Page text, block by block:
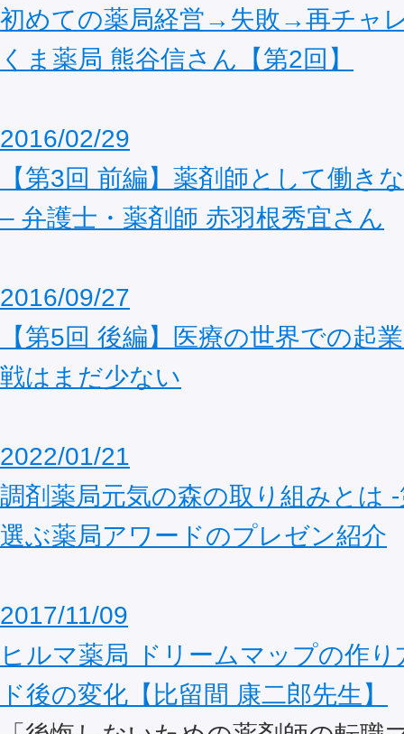
初めての薬局経営→失敗→再チャ
くま薬局 熊谷信さん【第2回】
2016/02/29
【第3回 前編】薬剤師として働き
– 弁護士・薬剤師 赤羽根秀宜さん
2016/09/27
【第5回 後編】医療の世界での起
戦はまだ少ない
2022/01/21
調剤薬局元気の森の取り組みとは
選ぶ薬局アワードのプレゼン紹介
2017/11/09
ヒルマ薬局 ドリームマップの作
ド後の変化【比留間 康二郎先生】